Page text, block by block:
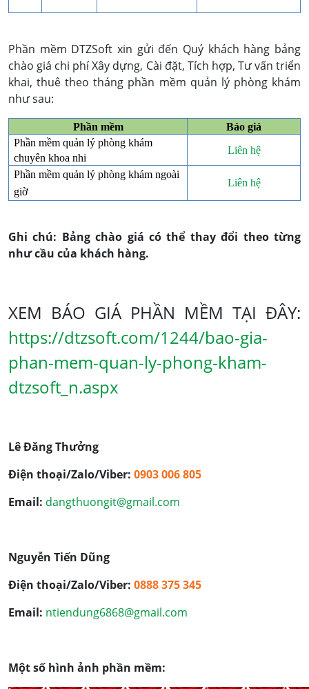
Phần mềm DTZSoft xin gửi đến Quý khách hàng bảng
chào giá chi phí Xây dựng, Cài đặt, Tích hợp, Tư vấn triển
khai, thuê theo tháng phần mềm quản lý phòng khám
như sau:
Phần mềm
Báo giá
Phần mềm quản lý phòng khám
chuyên khoa nhi
Liên hệ
Phần mềm quản lý phòng khám ngoài
giờ
Liên hệ
Ghi chú: Bảng chào giá có thể thay đổi theo từng
như cầu của khách hàng.
XEM BÁO GIÁ PHẦN MỀM TẠI ĐÂY:
https://dtzsoft.com/1244/bao-gia-
phan-mem-quan-ly-phong-kham-
dtzsoft_n.aspx
Lê Đăng Thưởng
Điện thoại/Zalo/Viber: 0903 006 805
Email: dangthuongit@gmail.com
Nguyễn Tiến Dũng
Điện thoại/Zalo/Viber: 0888 375 345
Email: ntiendung6868@gmail.com
Một số hình ảnh phần mềm: